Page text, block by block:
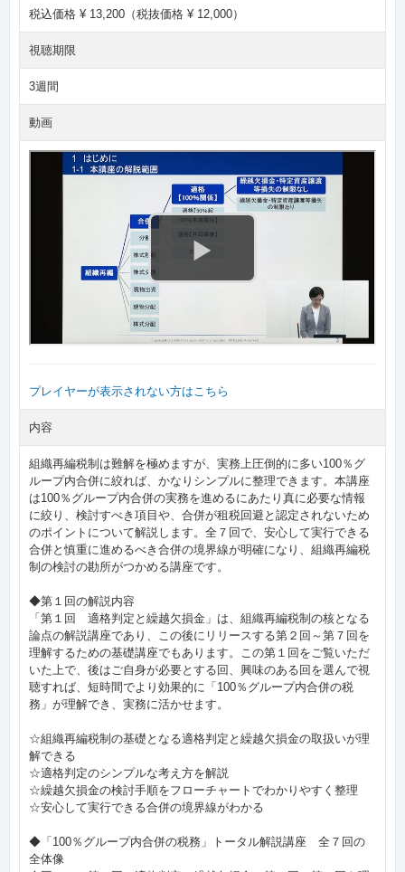
税込価格 ¥ 13,200（税抜価格 ¥ 12,000）
視聴期限
3週間
動画
プレイヤーが表示されない方はこちら
内容
組織再編税制は難解を極めますが、実務上圧倒的に多い100％グ
ループ内合併に絞れば、かなりシンプルに整理できます。本講座
は100％グループ内合併の実務を進めるにあたり真に必要な情報
に絞り、検討すべき項目や、合併が租税回避と認定されないため
のポイントについて解説します。全７回で、安心して実行できる
合併と慎重に進めるべき合併の境界線が明確になり、組織再編税
制の検討の勘所がつかめる講座です。
◆第１回の解説内容
「第１回 適格判定と繰越欠損金」は、組織再編税制の核となる
論点の解説講座であり、この後にリリースする第２回～第７回を
理解するための基礎講座でもあります。この第１回をご覧いただ
いた上で、後はご自身が必要とする回、興味のある回を選んで視
聴すれば、短時間でより効果的に「100％グループ内合併の税
務」が理解でき、実務に活かせます。
☆組織再編税制の基礎となる適格判定と繰越欠損金の取扱いが理
解できる
☆適格判定のシンプルな考え方を解説
☆繰越欠損金の検討手順をフローチャートでわかりやすく整理
☆安心して実行できる合併の境界線がわかる
◆「100％グループ内合併の税務」トータル解説講座 全７回の
全体像